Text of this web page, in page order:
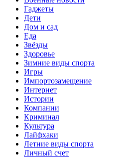
Гаджеты
Дети
Дом и сад
Еда
Звёзды
Здоровье
Зимние виды спорта
Игры
Импортозамещение
Интернет
Истории
Компании
Криминал
Культура
Лайфхаки
Летние виды спорта
Личный счет